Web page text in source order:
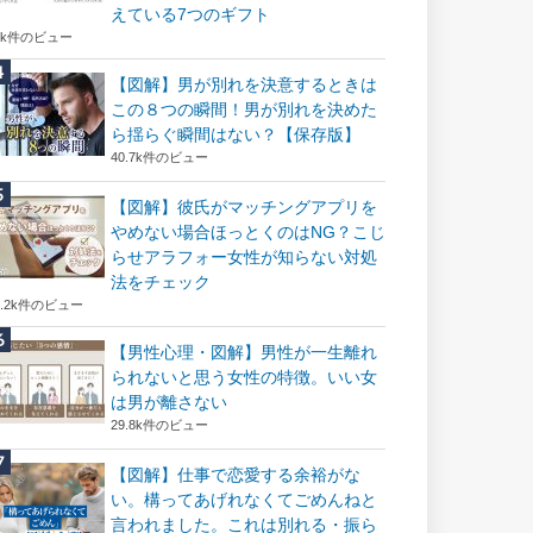
えている7つのギフト
件のビュー
【図解】男が別れを決意するときは
この８つの瞬間！男が別れを決めた
ら揺らぐ瞬間はない？【保存版】
40.7k件のビュー
【図解】彼氏がマッチングアプリを
やめない場合ほっとくのはNG？こじ
らせアラフォー女性が知らない対処
法をチェック
件のビュー
【男性心理・図解】男性が一生離れ
られないと思う女性の特徴。いい女
は男が離さない
29.8k件のビュー
【図解】仕事で恋愛する余裕がな
い。構ってあげれなくてごめんねと
言われました。これは別れる・振ら